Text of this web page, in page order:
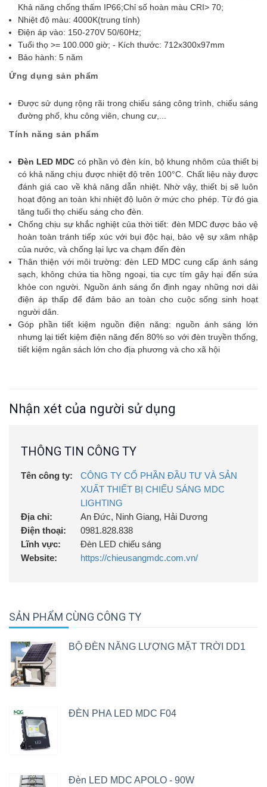
Khả năng chống thấm IP66;Chỉ số hoàn màu CRI> 70;
Nhiệt độ màu: 4000K(trung tính)
Điện áp vào: 150-270V 50/60Hz;
Tuổi thọ >= 100.000 giờ; - Kích thước: 712x300x97mm
Bảo hành: 5 năm
Ứng dụng sản phẩm
Được sử dụng rộng rãi trong chiếu sáng công trình, chiếu sáng
đường phố, khu công viên, chung cư,...
Tính năng sản phẩm
Đèn LED MDC có phần vỏ đèn kín, bộ khung nhôm của thiết bị
có khả năng chịu được nhiệt độ trên 100°C. Chất liệu này được
đánh giá cao về khả năng dẫn nhiệt. Nhờ vậy, thiết bị sẽ luôn
hoạt động an toàn khi nhiệt độ luôn ở mức cho phép. Từ đó gia
tăng tuổi thọ chiếu sáng cho đèn.
Chống chịu sự khắc nghiệt của thời tiết: đèn MDC được bảo vệ
hoàn toàn tránh tiếp xúc với bụi độc hại, bảo vệ sự xâm nhập
của nước, và chống lại lực va chạm đến đèn
Thân thiện với môi trường: đèn LED MDC cung cấp ánh sáng
sạch, không chứa tia hồng ngoại, tia cực tím gây hại đến sứa
khỏe con người. Nguồn ánh sáng ổn định ngay những nơi dải
điện áp thấp để đảm bảo an toàn cho cuộc sống sinh hoạt
người dân.
Góp phần tiết kiệm nguồn điện năng: nguồn ánh sáng lớn
nhưng lại tiết kiệm điện năng đến 80% so với đèn truyền thống,
tiết kiệm ngân sách lớn cho địa phương và cho xã hội
Nhận xét của người sử dụng
THÔNG TIN CÔNG TY
Tên công ty:
CÔNG TY CỔ PHẦN ĐẦU TƯ VÀ SẢN
XUẤT THIẾT BỊ CHIẾU SÁNG MDC
LIGHTING
Địa chỉ:
An Đức, Ninh Giang, Hải Dương
Điện thoại:
0981.828.838
Lĩnh vực:
Đèn LED chiếu sáng
Website:
https://chieusangmdc.com.vn/
SẢN PHẨM CÙNG CÔNG TY
BỘ ĐÈN NĂNG LƯỢNG MẶT TRỜI DD1
ĐÈN PHA LED MDC F04
Đèn LED MDC APOLO - 90W